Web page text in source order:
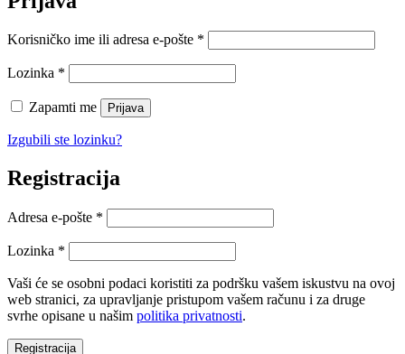
Korisničko ime ili adresa e-pošte *
Lozinka *
Zapamti me Prijava
Izgubili ste lozinku?
Registracija
Adresa e-pošte *
Lozinka *
Vaši će se osobni podaci koristiti za podršku vašem iskustvu na ovoj
web stranici, za upravljanje pristupom vašem računu i za druge
svrhe opisane u našim politika privatnosti.
Registracija